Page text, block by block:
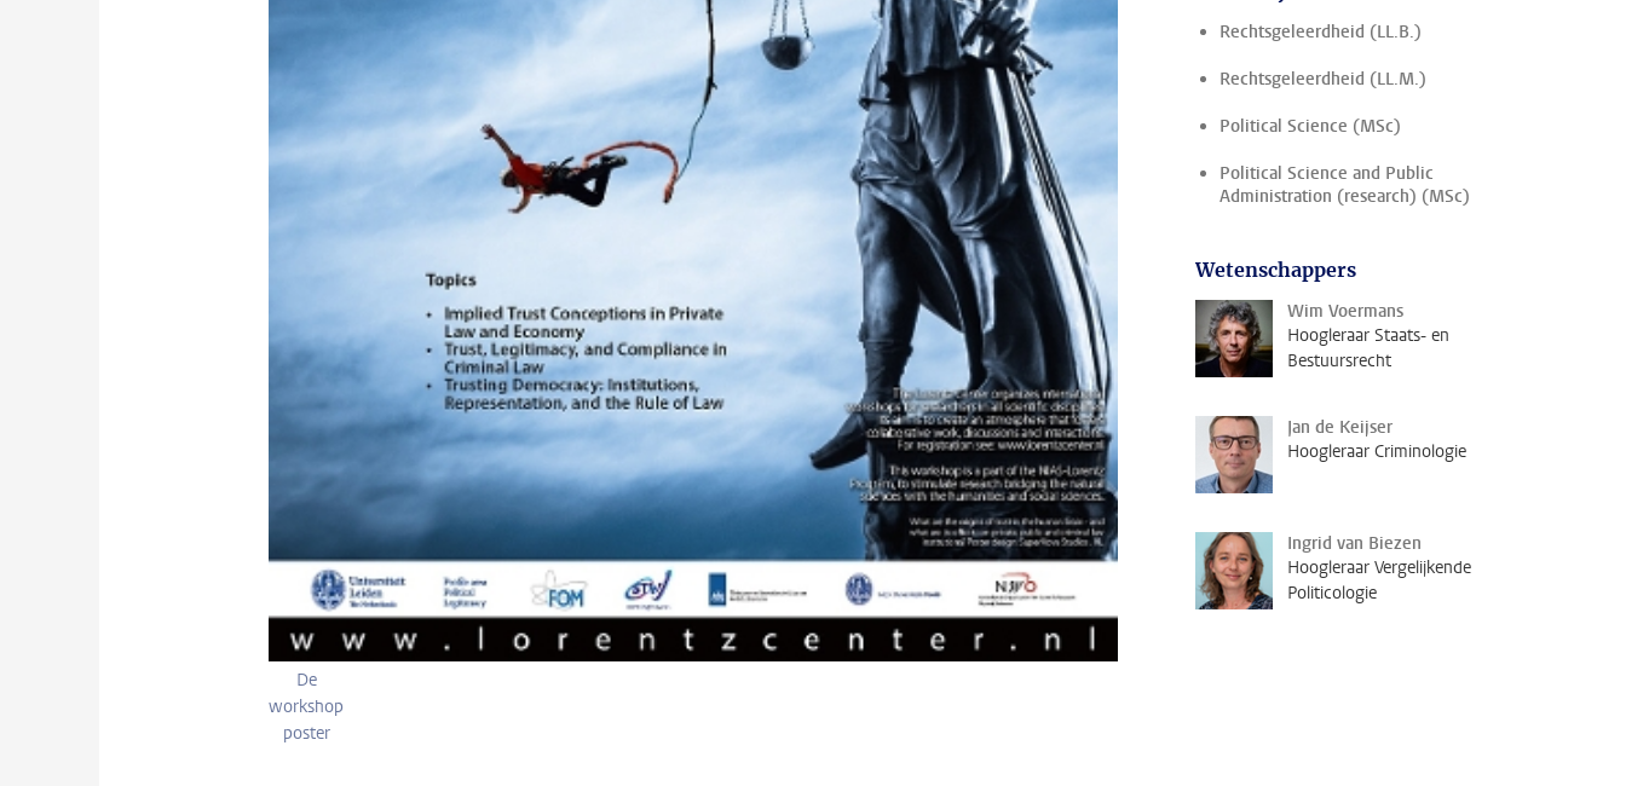
De
workshop
poster
Rechtsgeleerdheid (LL.B.)
Rechtsgeleerdheid (LL.M.)
Political Science (MSc)
Political Science and Public
Administration (research) (MSc)
Wetenschappers
Wim Voermans
Hoogleraar Staats- en
Bestuursrecht
Jan de Keijser
Hoogleraar Criminologie
Ingrid van Biezen
Hoogleraar Vergelijkende
Politicologie